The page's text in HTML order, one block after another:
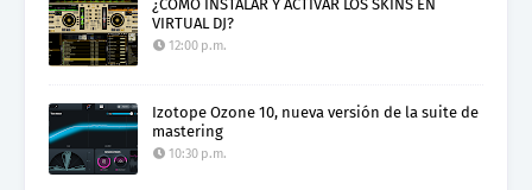
¿CÓMO INSTALAR Y ACTIVAR LOS SKINS EN
VIRTUAL DJ?
12:00 p.m.
Izotope Ozone 10, nueva versión de la suite de
mastering
10:30 p.m.